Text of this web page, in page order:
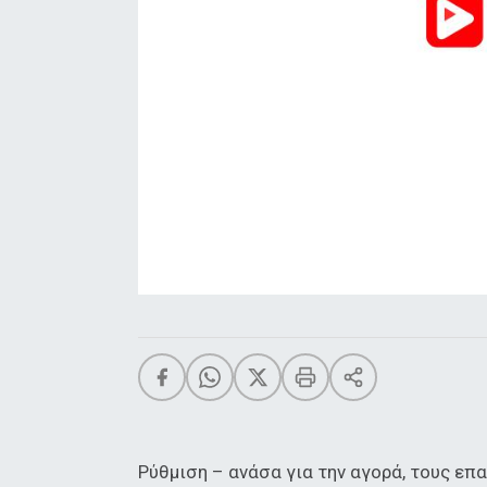
Ρύθμιση – ανάσα για την αγορά, τους